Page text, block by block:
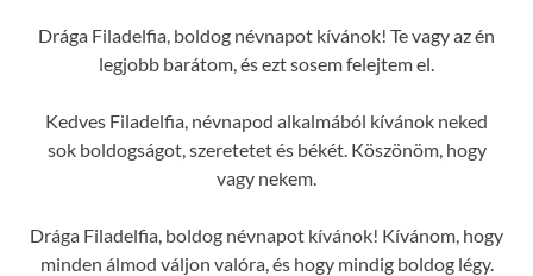
Drága Filadelfia, boldog névnapot kívánok! Te vagy az én
legjobb barátom, és ezt sosem felejtem el.
Kedves Filadelfia, névnapod alkalmából kívánok neked
sok boldogságot, szeretetet és békét. Köszönöm, hogy
vagy nekem.
Drága Filadelfia, boldog névnapot kívánok! Kívánom, hogy
minden álmod váljon valóra, és hogy mindig boldog légy.